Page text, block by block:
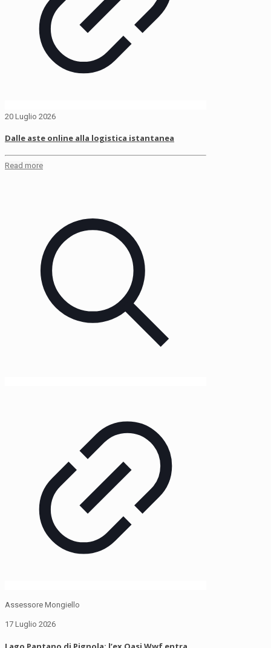
20 Luglio 2026
Dalle aste online alla logistica istantanea
Read more
Assessore Mongiello
17 Luglio 2026